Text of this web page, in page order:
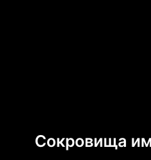
Сокровища